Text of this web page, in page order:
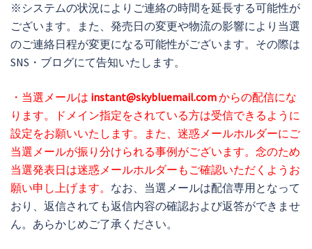
※システムの状況によりご連絡の時間を延長する可能性が
ございます。また、発売日の変更や物流の影響により当選
のご連絡日程が変更になる可能性がございます。その際は
SNS・ブログにて告知いたします。
・当選メールは instant@skybluemail.comからの配信にな
ります。ドメイン指定をされている方は受信できるように
設定をお願いいたします。また、迷惑メールホルダーにご
当選メールが振り分けられる事例がございます。念のため
当選発表日は迷惑メールホルダーもご確認いただくようお
願い申し上げます。 なお、当選メールは配信専用となって
おり、返信されても返信内容の確認および返答ができませ
ん。あらかじめご了承ください。